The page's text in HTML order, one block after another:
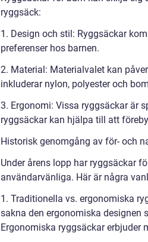
ryggsäck:
1. Design och stil: Ryggsäckar
preferenser hos barnen.
2. Material: Materialvalet kan
inkluderar nylon, polyester och
3. Ergonomi: Vissa ryggsäckar är
ryggsäckar kan hjälpa till att
Historisk genomgång av för- och
Under årens lopp har ryggsäckar
användarvänliga. Här är några
1. Traditionella vs. ergonomiska
sakna den ergonomiska designen
Ergonomiska ryggsäckar erbjuder